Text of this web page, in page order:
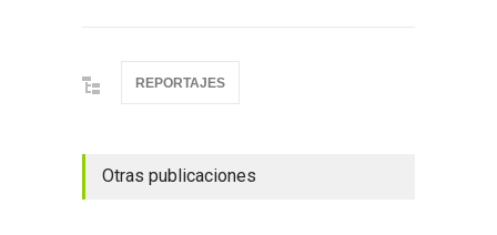
REPORTAJES
Otras publicaciones